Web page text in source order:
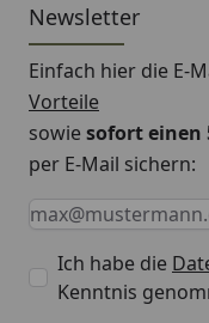
Newsletter
Einfach hier die E-
Vorteile
sowiesofort einen
per E-Mail sichern:
Keine Eingabe
Eingabe
E-Mail *
Ich habe die
Kenntnis